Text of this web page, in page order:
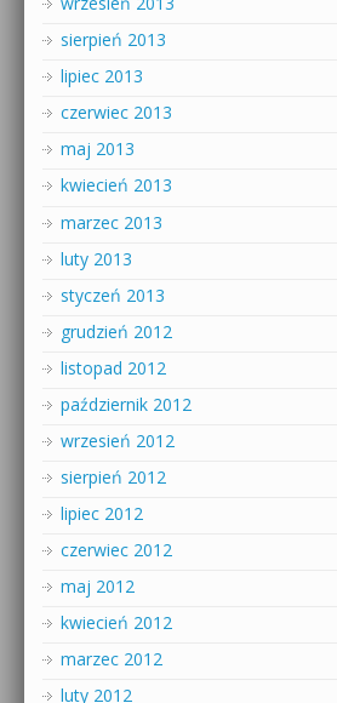
sierpień 2013
lipiec 2013
czerwiec 2013
maj 2013
kwiecień 2013
marzec 2013
luty 2013
styczeń 2013
grudzień 2012
listopad 2012
październik 2012
wrzesień 2012
sierpień 2012
lipiec 2012
czerwiec 2012
maj 2012
kwiecień 2012
marzec 2012
luty 2012